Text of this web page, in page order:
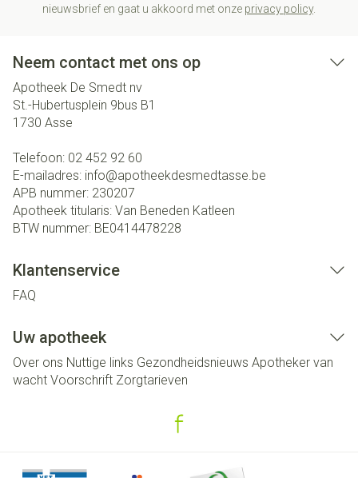
nieuwsbrief en gaat u akkoord met onze privacy policy.
Neem contact met ons op
Apotheek De Smedt nv
St.-Hubertusplein 9bus B1
1730 Asse
Telefoon: 02 452 92 60
E-mailadres: info@apotheekdesmedtasse.be
APB nummer: 230207
Apotheek titularis: Van Beneden Katleen
BTW nummer: BE0414478228
Klantenservice
FAQ
Uw apotheek
Over ons Nuttige links Gezondheidsnieuws Apotheker van
wacht Voorschrift Zorgtarieven